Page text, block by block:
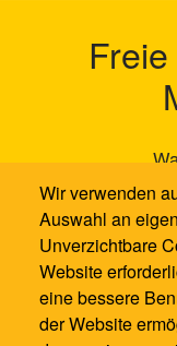
Wir verwenden
Auswahl an
Unverzichtbare
Website
eine bessere
der Website